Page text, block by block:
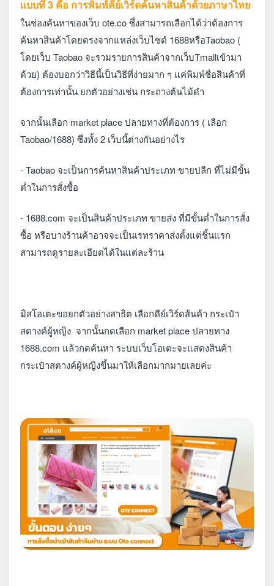
แบบที่ 3 คือ การพิมพ์คีย์เวิร์ดค้นหาสินค้าด้วยภาษาไทย
ในช่องค้นหาของเว็บ ote.co ซึ่งสามารถเลือกได้ว่าต้องการ
ค้นหาสินค้าโดยตรงจากแหล่งเว็บไซต์ 1688หรือTaobao (
โดยเว็บ Taobao จะรวมรายการสินค้าจากเว็บTmallเข้ามา
ด้วย) ต้องบอกว่าวิธีนี้เป็นวิธีที่ง่ายมาก ๆ แค่พิมพ์ชื่อสินค้าที่
ต้องการเท่านั้น ยกตัวอย่างเช่น กระถางต้นไม้ดำ
จากนั้นเลือก market place ปลายทางที่ต้องการ ( เลือก
Taobao/1688) ซึ่งทั้ง 2 เว็บนี้ต่างกันอย่างไร
- Taobao จะเป็นการค้นหาสินค้าประเภท ขายปลีก ที่ไม่มีขั้น
ต่ำในการสั่งซื้อ
- 1688.com จะเป็นสินค้าประเภท ขายส่ง ที่มีขั้นต่ำในการสั่ง
ซื้อ หรือบางร้านค้าอาจจะเป็นเรทราคาส่งตั้งแต่ชิ้นแรก
สามารถดูรายละเอียดได้ในแต่ละร้าน
มิสโอเตะขอยกตัวอย่างสาธิต เลือกคีย์เวิร์ดส้นค้า กระเป๋า
สตางค์ผู้หญิง จากนั้นกดเลือก market place ปลายทาง
1688.com แล้วกดค้นหา ระบบเว็บโอเตะจะแสดงสินค้า
กระเป๋าสตางค์ผู้หญิงขึ้นมาให้เลือกมากมายเลยค่ะ